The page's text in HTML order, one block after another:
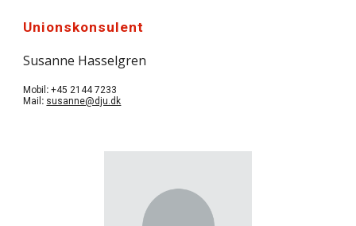
Unionskonsulent
Susanne Hasselgren
Mobil : +45 2144 7233
Mail : susanne@dju.dk